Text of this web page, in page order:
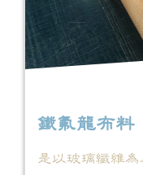
鐵氟龍布料
是以玻璃纖維